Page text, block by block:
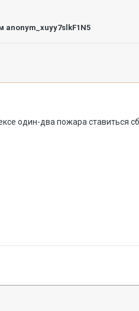
anonym_xuyy7slkF1N5
один-два пожара ставиться